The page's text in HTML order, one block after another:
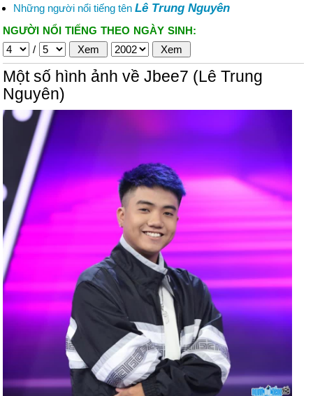
Những người nổi tiếng tên Lê Trung Nguyên
NGƯỜI NỔI TIẾNG THEO NGÀY SINH:
/
Một số hình ảnh về Jbee7 (Lê Trung
Nguyên)